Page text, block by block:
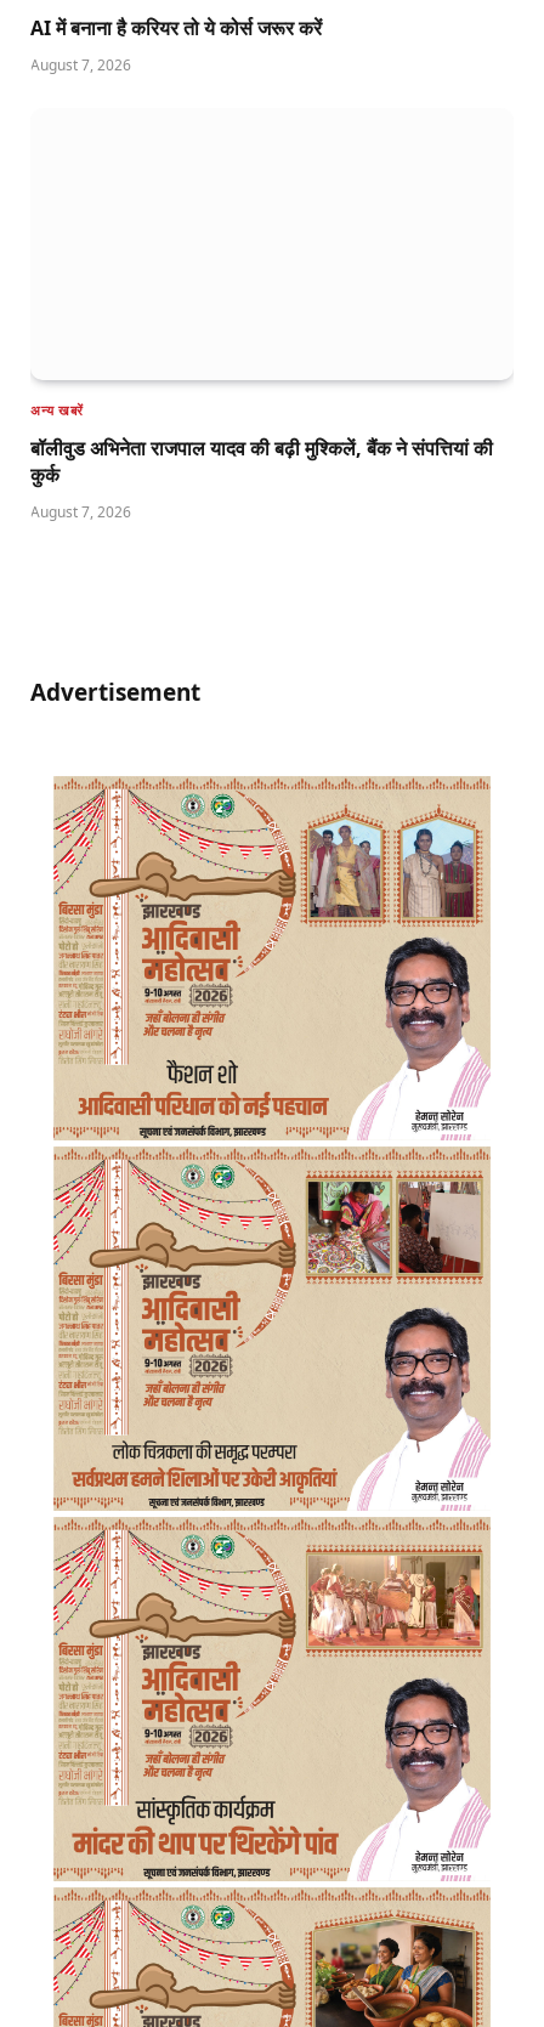
AI में बनाना है करियर तो ये कोर्स जरूर करें
August 7, 2026
अन्य खबरें
बॉलीवुड अभिनेता राजपाल यादव की बढ़ी मुश्किलें, बैंक ने संपत्तियां की
कुर्क
August 7, 2026
Advertisement